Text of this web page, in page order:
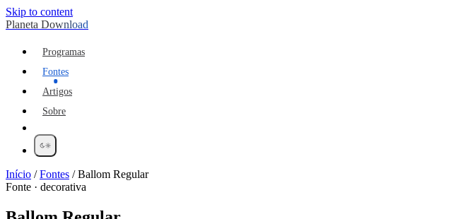
Skip to content
Planeta Download
Programas
Fontes
Artigos
Sobre
Início /Fontes /Ballom Regular
Fonte · decorativa